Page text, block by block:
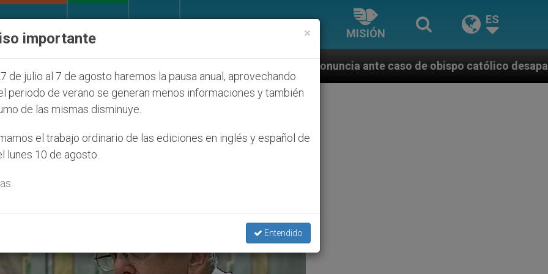
MISIÓN
ES
Seúl 2027 ONU se pronuncia ante caso de obispo católico desaparecido por la dictadura
Episcopal’
×
importante
de julio al 7 de agosto haremos la pausa anual, aprovechando
periodo de verano se generan menos informaciones y también
de las mismas disminuye.
el trabajo ordinario de las ediciones en inglés y español de
lunes 10 de agosto.
Entendido